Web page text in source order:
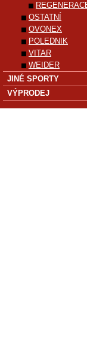
OSTATNÍ
OVONEX
POLEDNIK
VITAR
WEIDER
JINÉ SPORTY
VÝPRODEJ